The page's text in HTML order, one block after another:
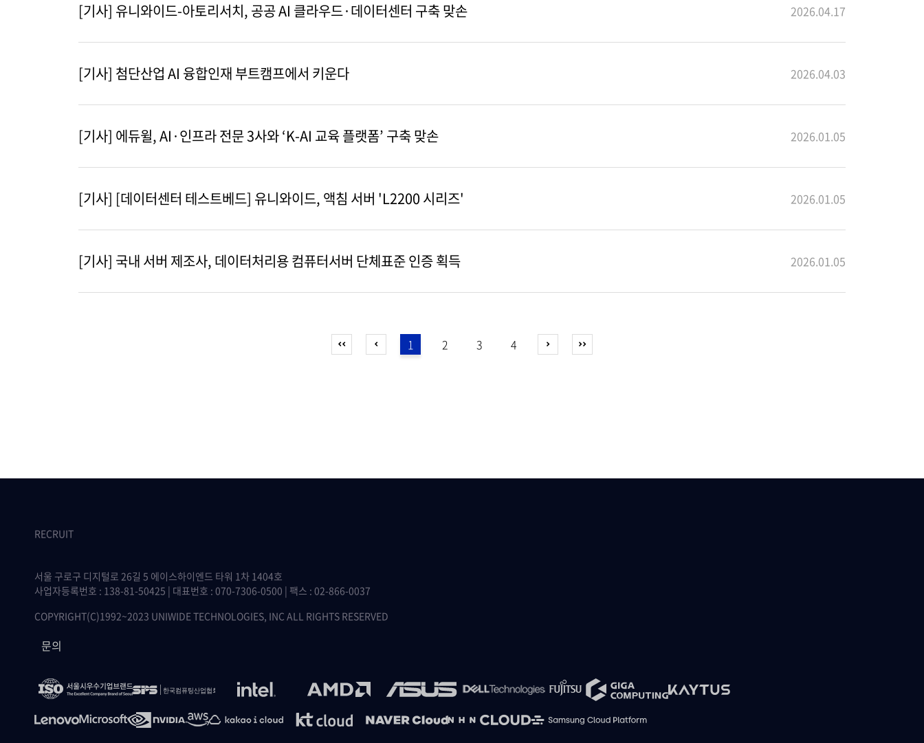
[기사] 유니와이드-아토리서치, 공공 AI 클라우드·데이터센터 구축 맞손 2026.04.17
[기사] 첨단산업 AI 융합인재 부트캠프에서 키운다 2026.04.03
[기사] 에듀윌, AI·인프라 전문 3사와 ‘K-AI 교육 플랫폼’ 구축 맞손 2026.01.05
[기사] [데이터센터 테스트베드] 유니와이드, 액침 서버 'L2200 시리즈' 2026.01.05
[기사] 국내 서버 제조사, 데이터처리용 컴퓨터서버 단체표준 인증 획득 2026.01.05
1 2 3 4
RECRUIT
서울 구로구 디지털로 26길 5 에이스하이엔드 타워 1차 1404호
사업자등록번호 : 138-81-50425 | 대표번호 : 070-7306-0500 | 팩스 : 02-866-0037
COPYRIGHT(C)1992~2023 UNIWIDE TECHNOLOGIES, INC ALL RIGHTS RESERVED
문의